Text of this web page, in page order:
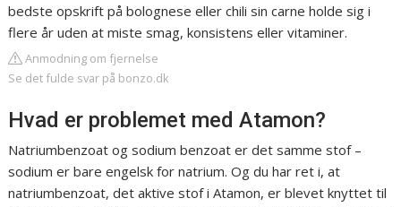
bedste opskrift på bolognese eller chili sin carne holde sig i
flere år uden at miste smag, konsistens eller vitaminer.
Anmodning om fjernelse
Se det fulde svar på bonzo.dk
Hvad er problemet med Atamon?
Natriumbenzoat og sodium benzoat er det samme stof –
sodium er bare engelsk for natrium. Og du har ret i, at
natriumbenzoat, det aktive stof i Atamon, er blevet knyttet til